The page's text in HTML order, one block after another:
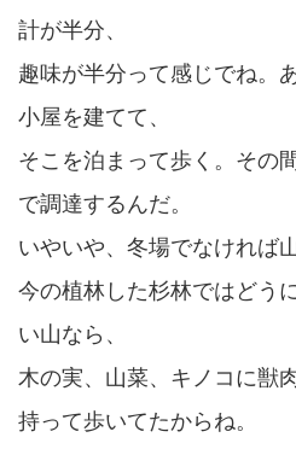
計が半分、
趣味が半分って感じでね。
小屋を建てて、
そこを泊まって歩く。その
で調達するんだ。
いやいや、冬場でなければ
今の植林した杉林ではどう
い山なら、
木の実、山菜、キノコに獣
持って歩いてたからね。